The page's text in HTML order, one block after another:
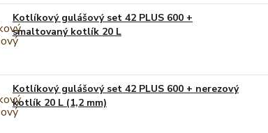
Kotlíkový gulášový set 42 PLUS 600 +
smaltovaný kotlík 20 L
Kotlíkový gulášový set 42 PLUS 600 + nerezový
kotlík 20 L (1,2 mm)